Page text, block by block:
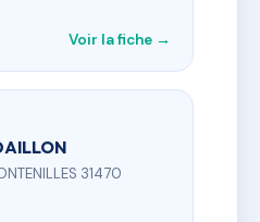
Voir la fiche →
31470